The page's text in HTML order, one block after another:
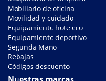
Mobiliario de oficina
Movilidad y cuidado
Equipamiento hotelero
Equipamiento deportivo
Segunda Mano
Rebajas
Códigos descuento